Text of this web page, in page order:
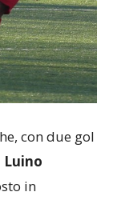
con due gol
Luino
in